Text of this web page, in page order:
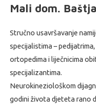
Mali dom.
Stručno usavršavanje
specijalistima –
ortopedima i liječnicima
specijalizantima.
Neurokineziološkom
godini života djeteta rano